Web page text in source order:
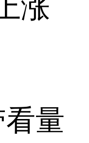
涨
量